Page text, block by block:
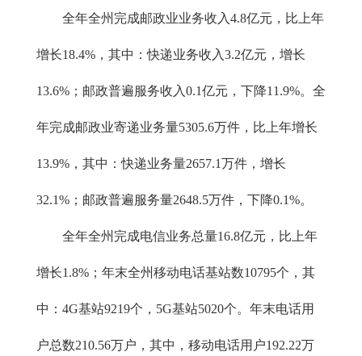
全年全州完成邮政业业务收入4.8亿元，比上年
增长18.4%，其中：快递业务收入3.2亿元，增长
13.6%；邮政普遍服务收入0.1亿元，下降11.9%。全
年完成邮政业寄递业务量5305.6万件，比上年增长
13.9%，其中：快递业务量2657.1万件，增长
32.1%；邮政普遍服务量2648.5万件，下降0.1%。
全年全州完成电信业务总量16.8亿元，比上年
增长1.8%；年末全州移动电话基站数10795个，其
中：4G基站9219个，5G基站5020个。年末电话用
户总数210.56万户，其中，移动电话用户192.22万